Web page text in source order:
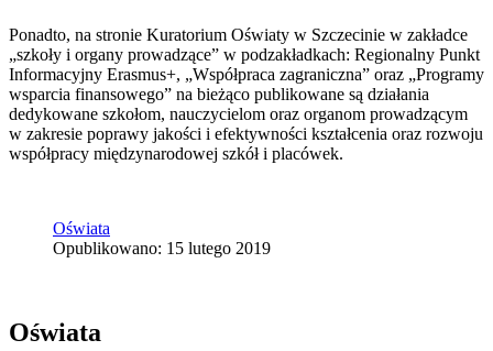
Ponadto, na stronie Kuratorium Oświaty w Szczecinie w zakładce
„szkoły i organy prowadzące” w podzakładkach: Regionalny Punkt
Informacyjny Erasmus+, „Współpraca zagraniczna” oraz „Programy
wsparcia finansowego” na bieżąco publikowane są działania
dedykowane szkołom, nauczycielom oraz organom prowadzącym
w zakresie poprawy jakości i efektywności kształcenia oraz rozwoju
współpracy międzynarodowej szkół i placówek.
Oświata
Opublikowano: 15 lutego 2019
Oświata